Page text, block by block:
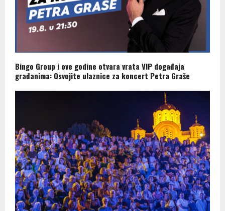
Bingo Group i ove godine otvara vrata VIP događaja
građanima: Osvojite ulaznice za koncert Petra Graše